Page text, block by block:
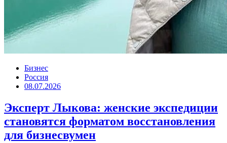
Бизнес
Россия
08.07.2026
Эксперт Лыкова: женские экспедиции
становятся форматом восстановления
для бизнесвумен